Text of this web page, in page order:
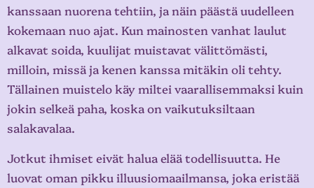
kanssaan nuorena tehtiin, ja näin päästä uudelleen
kokemaan nuo ajat. Kun mainosten vanhat laulut
alkavat soida, kuulijat muistavat välittömästi,
milloin, missä ja kenen kanssa mitäkin oli tehty.
Tällainen muistelo käy miltei vaarallisemmaksi kuin
jokin selkeä paha, koska on vaikutuksiltaan
salakavalaa.
Jotkut ihmiset eivät halua elää todellisuutta. He
luovat oman pikku illuusiomaailmansa, joka eristää